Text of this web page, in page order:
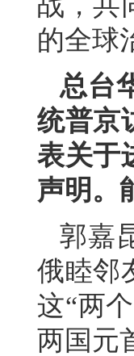
的全球
总台
统普京
表关于
声明。
郭嘉
俄睦邻
这“两
两国元